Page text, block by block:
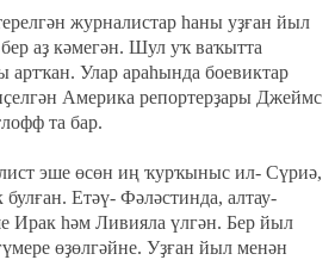
журналистар һаны уҙған йыл
аҙ кәмегән. Шул уҡ ваҡытта
Улар араһында боевиктар
Америка репортерҙары Джеймс
та бар.
эше өсөн иң ҡурҡыныс ил- Сүриә,
булған. Етәү- Фәләстинда, алтау-
Ирак һәм Ливияла үлгән. Бер йыл
өҙөлгәйне. Уҙған йыл менән